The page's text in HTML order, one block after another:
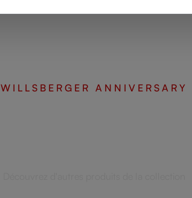
WILLSBERGER ANNIVERSARY